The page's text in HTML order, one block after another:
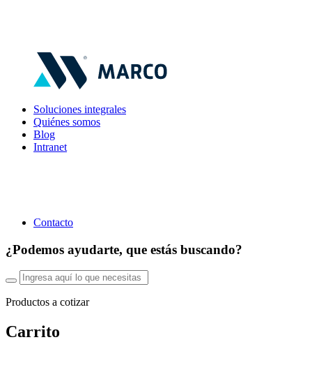
Soluciones integrales
Quiénes somos
Blog
Intranet
Contacto
¿Podemos ayudarte, que estás buscando?
Productos a cotizar
Carrito